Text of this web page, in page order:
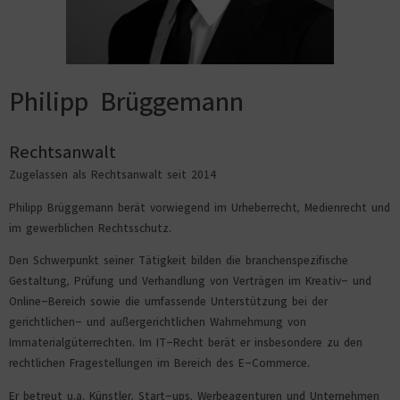
Philipp Brüggemann
Rechtsanwalt
Zugelassen als Rechtsanwalt seit 2014
Philipp Brüggemann berät vorwiegend im Urheberrecht, Medienrecht und
im gewerblichen Rechtsschutz.
Den Schwerpunkt seiner Tätigkeit bilden die branchenspezifische
Gestaltung, Prüfung und Verhandlung von Verträgen im Kreativ- und
Online-Bereich sowie die umfassende Unterstützung bei der
gerichtlichen- und außergerichtlichen Wahrnehmung von
Immaterialgüterrechten. Im IT-Recht berät er insbesondere zu den
rechtlichen Fragestellungen im Bereich des E-Commerce.
Er betreut u.a. Künstler, Start-ups, Werbeagenturen und Unternehmen